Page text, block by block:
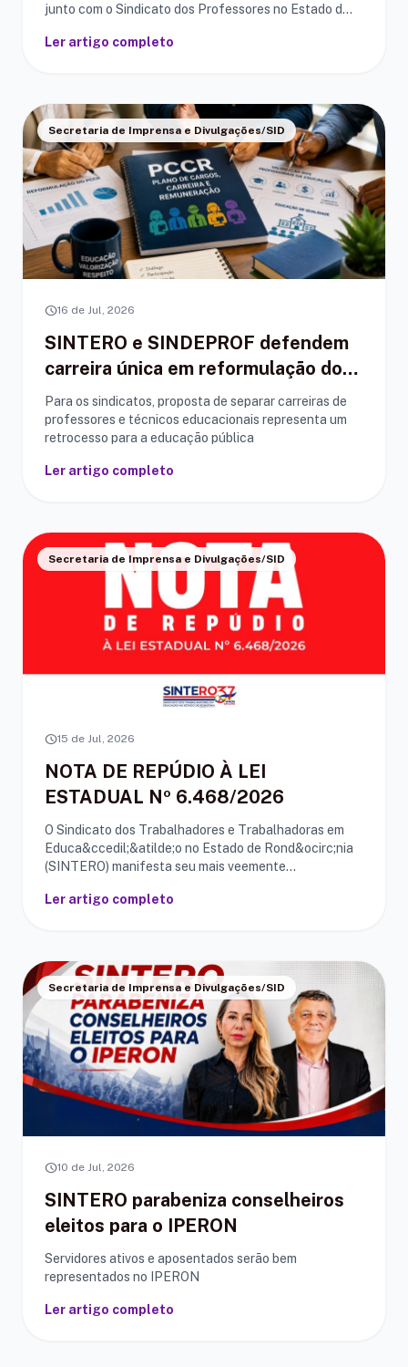
junto com o Sindicato dos Professores no Estado d...
Ler artigo completo
Secretaria de Imprensa e Divulgações/SID
schedule16 de Jul, 2026
SINTERO e SINDEPROF defendem
carreira única em reformulação do
PCCR de Porto Velho
Para os sindicatos, proposta de separar carreiras de
professores e técnicos educacionais representa um
retrocesso para a educação pública
Ler artigo completo
Secretaria de Imprensa e Divulgações/SID
schedule15 de Jul, 2026
NOTA DE REPÚDIO À LEI
ESTADUAL Nº 6.468/2026
O Sindicato dos Trabalhadores e Trabalhadoras em
Educa&ccedil;&atilde;o no Estado de Rond&ocirc;nia
(SINTERO) manifesta seu mais veemente
Ler artigo completo
Secretaria de Imprensa e Divulgações/SID
schedule10 de Jul, 2026
SINTERO parabeniza conselheiros
eleitos para o IPERON
Servidores ativos e aposentados serão bem
representados no IPERON
Ler artigo completo